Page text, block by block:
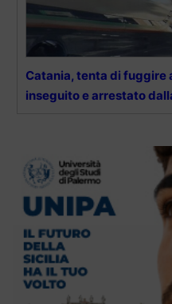
Catania, tenta di fuggire
inseguito e arrestato